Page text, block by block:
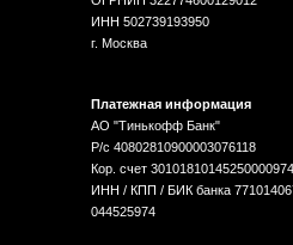
ИНН 502739193950
г. Москва
Платежная информация
АО "Тинькофф Банк"
Р/с 40802810900003076118
Кор. счет 30101810145250000974
ИНН / КПП / БИК банка
044525974